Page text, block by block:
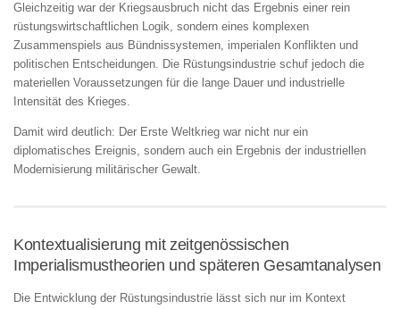
Gleichzeitig war der Kriegsausbruch nicht das Ergebnis einer rein
rüstungswirtschaftlichen Logik, sondern eines komplexen
Zusammenspiels aus Bündnissystemen, imperialen Konflikten und
politischen Entscheidungen. Die Rüstungsindustrie schuf jedoch die
materiellen Voraussetzungen für die lange Dauer und industrielle
Intensität des Krieges.
Damit wird deutlich: Der Erste Weltkrieg war nicht nur ein
diplomatisches Ereignis, sondern auch ein Ergebnis der industriellen
Modernisierung militärischer Gewalt.
Kontextualisierung mit zeitgenössischen
Imperialismustheorien und späteren Gesamtanalysen
Die Entwicklung der Rüstungsindustrie lässt sich nur im Kontext